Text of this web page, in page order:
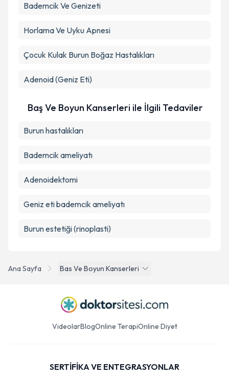
Ana Sayfa Bas Ve Boyun Kanserleri
Bademcik Ve Genizeti
Horlama Ve Uyku Apnesi
Çocuk Kulak Burun Boğaz Hastalıkları
Adenoid (Geniz Eti)
Baş Ve Boyun Kanserleri ile İlgili Tedaviler
Burun hastalıkları
Bademcik ameliyatı
Adenoidektomi
Geniz eti bademcik ameliyatı
Burun estetiği (rinoplasti)
VideolarBlogOnline TerapiOnline Diyet
SERTİFİKA VE ENTEGRASYONLAR